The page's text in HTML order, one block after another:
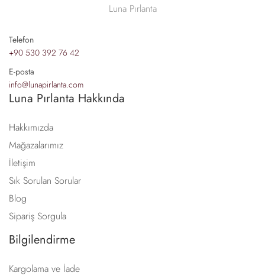
Luna Pırlanta
Telefon
+90 530 392 76 42
E-posta
info@lunapirlanta.com
Luna Pırlanta Hakkında
Hakkımızda
Mağazalarımız
İletişim
Sık Sorulan Sorular
Blog
Sipariş Sorgula
Bilgilendirme
Kargolama ve İade